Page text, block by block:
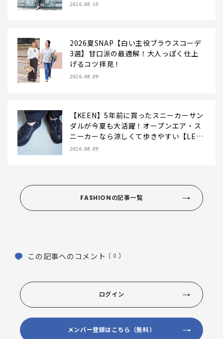
2026.08.10
2026夏SNAP【白い主役ブラウスコーデ
3選】甘口派の最適解！大人っぽく仕上
げるコツ拝見！
2026.08.09
【KEEN】5年前に買ったスニーカーサン
ダルが今夏も大活躍！オープンエア・ス
ニーカーなら涼しくて歩きやすい【LEE
編集部の「お気に入り、語らせて！」#7
2026.08.09
FASHIONの記事一覧
この記事へのコメント ( 0 )
ログイン
メンバー登録はこちら（無料）